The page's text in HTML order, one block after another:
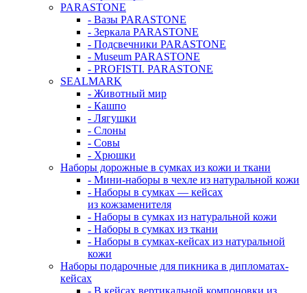
PARASTONE
- Вазы PARASTONE
- Зеркала PARASTONE
- Подсвечники PARASTONE
- Museum PARASTONE
- PROFISTI. PARASTONE
SEALMARK
- Животный мир
- Кашпо
- Лягушки
- Слоны
- Совы
- Хрюшки
Наборы дорожные в сумках из кожи и ткани
- Мини-наборы в чехле из натуральной кожи
- Наборы в сумках — кейсах
из кожзаменителя
- Наборы в сумках из натуральной кожи
- Наборы в сумках из ткани
- Наборы в сумках-кейсах из натуральной
кожи
Наборы подарочные для пикника в дипломатах-
кейсах
- В кейсах вертикальной компоновки из